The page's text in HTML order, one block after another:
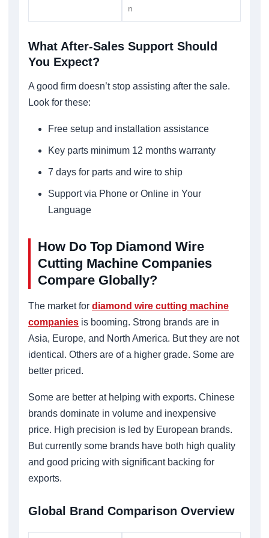
n
What After-Sales Support Should
You Expect?
A good firm doesn’t stop assisting after the sale.
Look for these:
Free setup and installation assistance
Key parts minimum 12 months warranty
7 days for parts and wire to ship
Support via Phone or Online in Your
Language
How Do Top Diamond Wire
Cutting Machine Companies
Compare Globally?
The market for diamond wire cutting machine
companies is booming. Strong brands are in
Asia, Europe, and North America. But they are not
identical. Others are of a higher grade. Some are
better priced.
Some are better at helping with exports. Chinese
brands dominate in volume and inexpensive
price. High precision is led by European brands.
But currently some brands have both high quality
and good pricing with significant backing for
exports.
Global Brand Comparison Overview